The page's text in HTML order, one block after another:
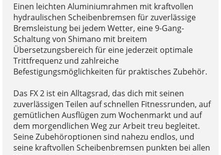
Einen leichten Aluminiumrahmen mit kraftvollen
hydraulischen Scheibenbremsen für zuverlässige
Bremsleistung bei jedem Wetter, eine 9-Gang-
Schaltung von Shimano mit breitem
Übersetzungsbereich für eine jederzeit optimale
Trittfrequenz und zahlreiche
Befestigungsmöglichkeiten für praktisches Zubehör.
Das FX 2 ist ein Alltagsrad, das dich mit seinen
zuverlässigen Teilen auf schnellen Fitnessrunden, auf
gemütlichen Ausflügen zum Wochenmarkt und auf
dem morgendlichen Weg zur Arbeit treu begleitet.
Seine Zubehöroptionen sind nahezu endlos, und
seine kraftvollen Scheibenbremsen punkten bei allen